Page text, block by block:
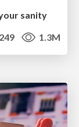
sanity
249 1.3M